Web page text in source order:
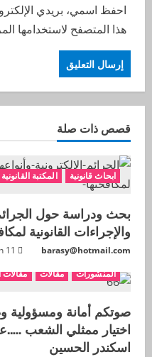
احفظ اسمي، بريدي
هذا المتصفح لاستخدامها
قصص ذات صلة
ابحاث قانونية المكتبة القانونية
بحث ودراسة حول الجرائم
والإجراءات القانونية
barasy@hotmail.com
المنشورات
مقالات مقالات
صوتكم أمانة ومسؤولية
اختيار ممثلي الشعب
اسكندر الحسين